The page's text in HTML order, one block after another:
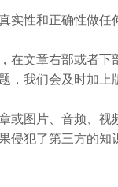
性和正确性做任
文章右部或者下
我们会及时加
图片、音频、视
犯了第三方的